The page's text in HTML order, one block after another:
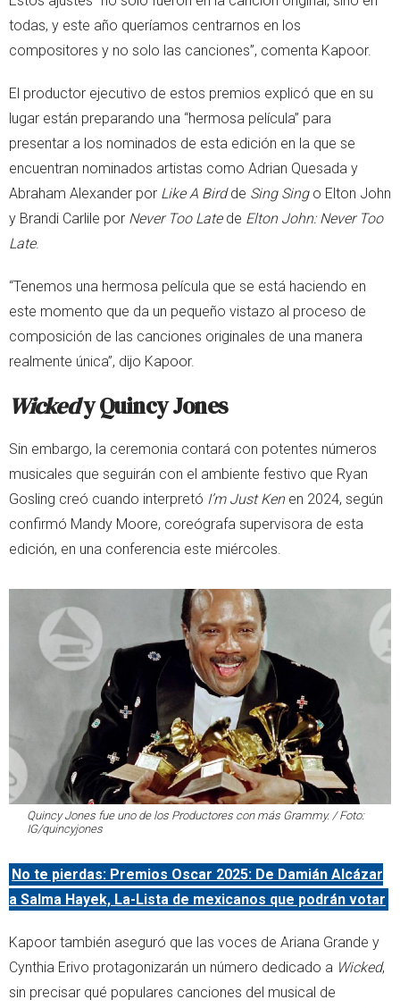
todas, y este año queríamos centrarnos en los
compositores y no solo las canciones”, comenta Kapoor.
El productor ejecutivo de estos premios explicó que en su
lugar están preparando una “hermosa película” para
presentar a los nominados de esta edición en la que se
encuentran nominados artistas como Adrian Quesada y
Abraham Alexander por Like A Birdde Sing Singo Elton John
y Brandi Carlile por Never Too Latede Elton John: Never Too
Late.
“Tenemos una hermosa película que se está haciendo en
este momento que da un pequeño vistazo al proceso de
composición de las canciones originales de una manera
realmente única”, dijo Kapoor.
Wickedy Quincy Jones
Sin embargo, la ceremonia contará con potentes números
musicales que seguirán con el ambiente festivo que Ryan
Gosling creó cuando interpretó I’m Just Kenen 2024, según
confirmó Mandy Moore, coreógrafa supervisora de esta
edición, en una conferencia este miércoles.
Quincy Jones fue uno de los Productores con más Grammy. / Foto:
IG/quincyjones
No te pierdas: Premios Oscar 2025: De Damián Alcázar
a Salma Hayek, La-Lista de mexicanos que podrán votar
Kapoor también aseguró que las voces de Ariana Grande y
Cynthia Erivo protagonizarán un número dedicado a Wicked,
sin precisar qué populares canciones del musical de